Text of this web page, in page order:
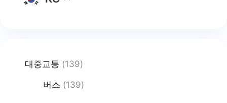
대중교통 (139)
버스 (139)